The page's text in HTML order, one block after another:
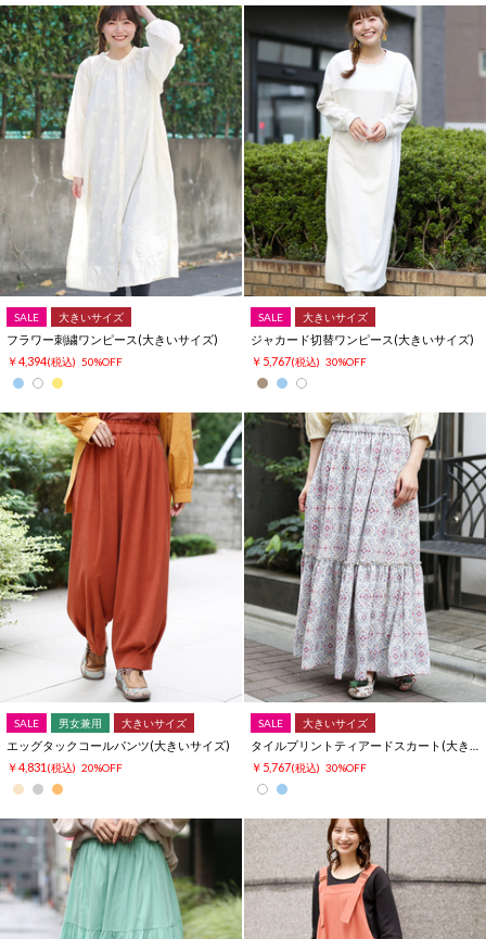
SALE 大きいサイズ
フラワー刺繍ワンピース(大きいサイズ)
￥4,394(税込) 50%OFF
SALE 大きいサイズ
ジャカード切替ワンピース(大きいサイズ)
￥5,767(税込) 30%OFF
SALE 男女兼用 大きいサイズ
エッグタックコールパンツ(大きいサイズ)
￥4,831 (税込) 20%OFF
SALE 大きいサイズ
￥5,767(税込) 30%OFF